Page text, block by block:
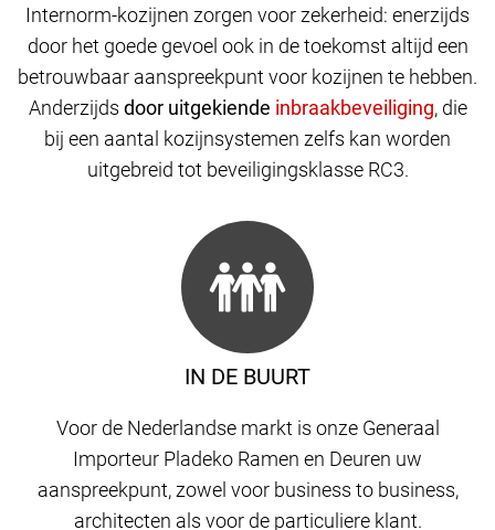
IN DE BUURT
Voor de Nederlandse markt is onze Generaal
Importeur Pladeko Ramen en Deuren uw
aanspreekpunt, zowel voor business to business,
architecten als voor de particuliere klant.
Internorm-kozijnen zorgen voor zekerheid: enerzijds
door het goede gevoel ook in de toekomst altijd een
betrouwbaar aanspreekpunt voor kozijnen te hebben.
Anderzijds door uitgekiende , die
bij een aantal kozijnsystemen zelfs kan worden
uitgebreid tot beveiligingsklasse RC3.